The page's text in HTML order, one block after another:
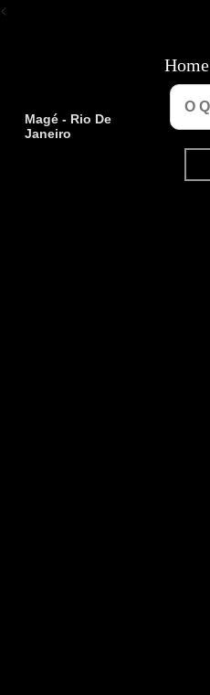
<
Magé - Rio De
Janeiro
Home